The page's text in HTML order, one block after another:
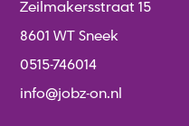
Zeilmakersstraat 15
8601 WT Sneek
0515-746014
info@jobz-on.nl